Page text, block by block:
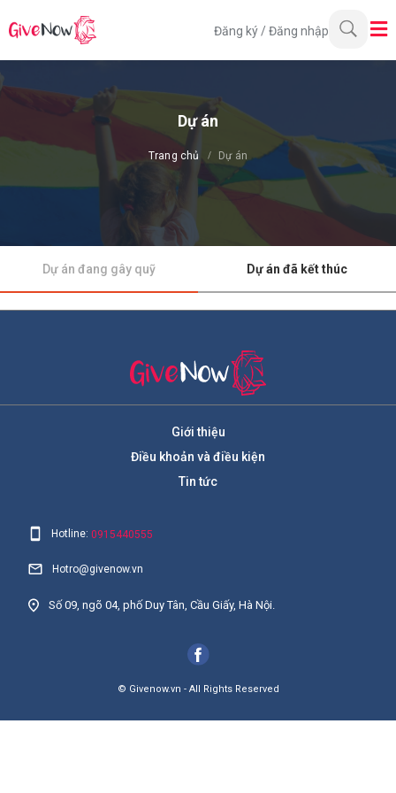
Đăng ký /Đăng nhập
Dự án
Trang chủ Dự án
Dự án đang gây quỹ Dự án đã kết thúc
Giới thiệu
Điều khoản và điều kiện
Tin tức
Hotline:0915440555
Hotro@givenow.vn
Số 09, ngõ 04, phố Duy Tân, Cầu Giấy, Hà Nội.
© Givenow.vn - All Rights Reserved